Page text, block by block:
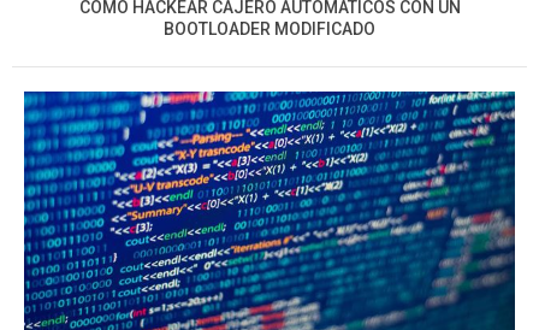
CÓMO HACKEAR CAJERO AUTOMÁTICOS CON UN
BOOTLOADER MODIFICADO